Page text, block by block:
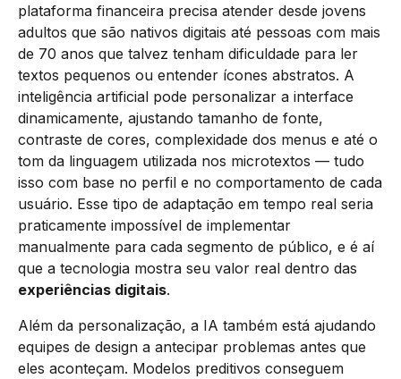
plataforma financeira precisa atender desde jovens
adultos que são nativos digitais até pessoas com mais
de 70 anos que talvez tenham dificuldade para ler
textos pequenos ou entender ícones abstratos. A
inteligência artificial pode personalizar a interface
dinamicamente, ajustando tamanho de fonte,
contraste de cores, complexidade dos menus e até o
tom da linguagem utilizada nos microtextos — tudo
isso com base no perfil e no comportamento de cada
usuário. Esse tipo de adaptação em tempo real seria
praticamente impossível de implementar
manualmente para cada segmento de público, e é aí
que a tecnologia mostra seu valor real dentro das
experiências digitais.
Além da personalização, a IA também está ajudando
equipes de design a antecipar problemas antes que
eles aconteçam. Modelos preditivos conseguem